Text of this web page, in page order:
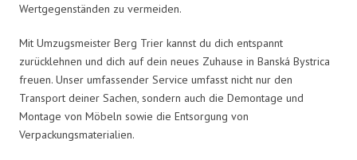
Wertgegenständen zu vermeiden.
Mit Umzugsmeister Berg Trier kannst du dich entspannt
zurücklehnen und dich auf dein neues Zuhause in Banská Bystrica
freuen. Unser umfassender Service umfasst nicht nur den
Transport deiner Sachen, sondern auch die Demontage und
Montage von Möbeln sowie die Entsorgung von
Verpackungsmaterialien.